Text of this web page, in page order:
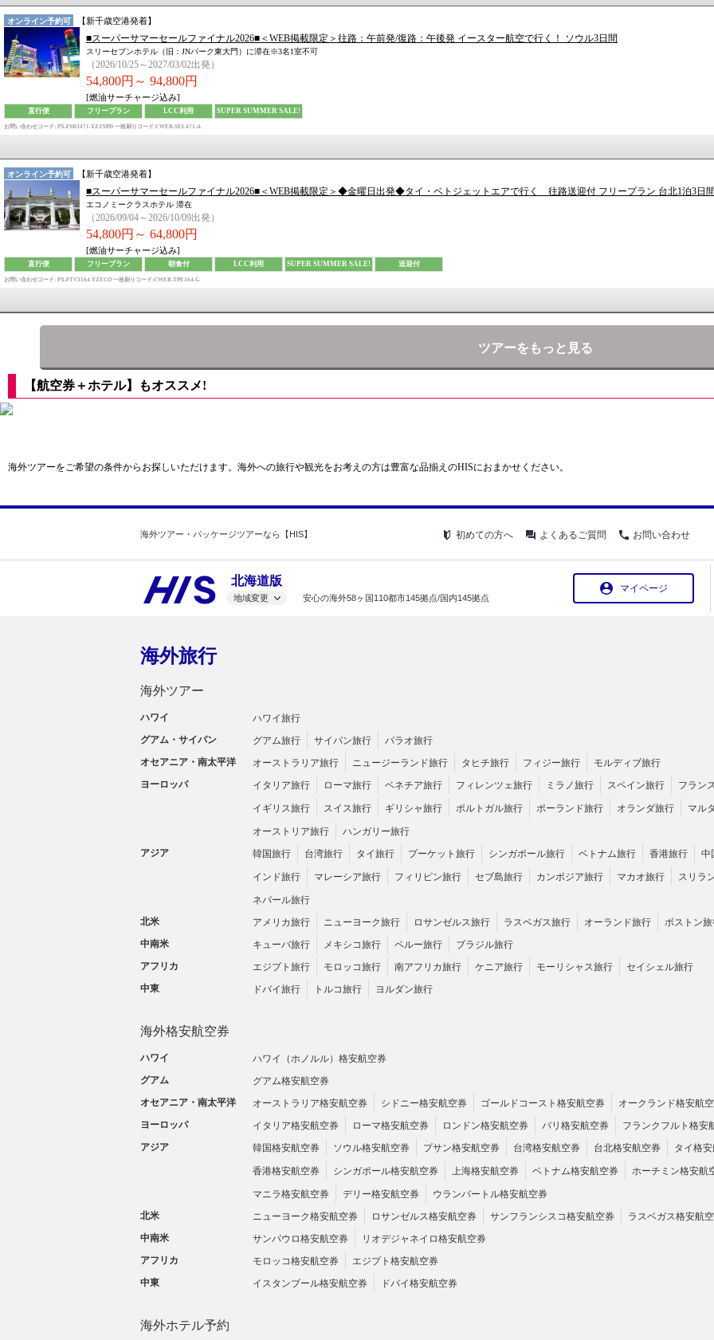
海外ツアーをご希望の条件からお探しいただけます。 海外への旅行や観光をお考えの方は豊富な品揃えのHISにおまかせください。
オンライン予約可 【新千歳空港発着】
■スーパーサマーセールファイナル2026■＜WEB掲載限定＞往路：午前発/復路：午後発 イースター航空で行く！ ソウル3日間
スリーセブンホテル（旧：JNパーク東大門）に滞在※3名1室不可
（2026/10/25～2027/03/02出発）
54,800円～ 94,800円
[燃油サーチャージ込み]
直行便 フリープラン LCC利用 SUPER SUMMER SALE!
お問い合わせコード: PX-FSB3471-YZJNPD 一枚刷りコード:CWEB-SEL471-A
オンライン予約可 【新千歳空港発着】
■スーパーサマーセールファイナル2026■＜WEB掲載限定＞◆金曜日出発◆タイ・ベトジェットエアで行く 往路送迎付 フリープラン 台北1泊3日
エコノミークラスホテル 滞在
（2026/09/04～2026/10/09出発）
54,800円～ 64,800円
[燃油サーチャージ込み]
直行便 フリープラン 朝食付 LCC利用 SUPER SUMMER SALE! 送迎付
お問い合わせコード: PX-FTV3164-YZECO 一枚刷りコード:CWEB-TPE164-G
ツアーをもっと見る
【航空券＋ホテル】もオススメ!
海外ツアー・パッケージツアーなら【HIS】 初めての方へ よくあるご質問 お問い合わせ
安心の海外58ヶ国110都市145拠点/国内145拠点
北海道版
地域変更
マイページ
海外旅行
海外ツアー
ハワイ
ハワイ旅行
グアム・サイパン
グアム旅行 サイパン旅行
パラオ旅行
オセアニア・南太平洋
オーストラリア旅行 ニュージーランド旅行 タヒチ旅行 フィジー旅行
モルディブ旅行
ヨーロッパ
イタリア旅行 ローマ旅行 ベネチア旅行 フィレンツェ旅行 ミラノ旅行 スペイン旅行 フラン
イギリス旅行 スイス旅行 ギリシャ旅行 ポルトガル旅行 ポーランド旅行 オランダ旅行 マル
オーストリア旅行
ハンガリー旅行
アジア
韓国旅行 台湾旅行 タイ旅行 プーケット旅行 シンガポール旅行 ベトナム旅行 香港旅行 中
インド旅行 マレーシア旅行 フィリピン旅行 セブ島旅行 カンボジア旅行 マカオ旅行 スリラ
ネパール旅行
北米
アメリカ旅行 ニューヨーク旅行 ロサンゼルス旅行 ラスベガス旅行 オーランド旅行
ボストン
中南米
キューバ旅行 メキシコ旅行 ペルー旅行
ブラジル旅行
アフリカ
エジプト旅行 モロッコ旅行 南アフリカ旅行 ケニア旅行 モーリシャス旅行
セイシェル旅行
中東
ドバイ旅行 トルコ旅行 ヨルダン旅行
海外格安航空券
ハワイ
ハワイ（ホノルル）格安航空券
グアム
グアム格安航空券
オセアニア・南太平洋
オーストラリア格安航空券 シドニー格安航空券 ゴールドコースト格安航空券
オークランド格安航
ヨーロッパ
イタリア格安航空券 ローマ格安航空券 ロンドン格安航空券 パリ格安航空券
フランクフルト格安
アジア
韓国格安航空券 ソウル格安航空券 プサン格安航空券 台湾格安航空券 台北格安航空券 タイ格
香港格安航空券 シンガポール格安航空券 上海格安航空券 ベトナム格安航空券 ホーチミン格安航
マニラ格安航空券 デリー格安航空券
ウランバートル格安航空券
北米
ニューヨーク格安航空券 ロサンゼルス格安航空券 サンフランシスコ格安航空券
ラスベガス格安航
中南米
サンパウロ格安航空券
リオデジャネイロ格安航空券
アフリカ
モロッコ格安航空券
エジプト格安航空券
中東
イスタンブール格安航空券 ドバイ格安航空券
海外ホテル予約